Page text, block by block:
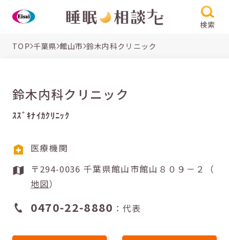
検索
TOP 千葉県 館山市 鈴木内科クリニック
鈴木内科クリニック
ｽｽﾞｷﾅｲｶｸﾘﾆｯｸ
医療機関
〒294-0036 千葉県館山市館山８０９－２（
地図）
0470-22-8880 ：代表